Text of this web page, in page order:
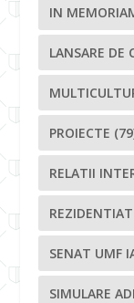
IN
LANSARE DE
PROIECTE
RELATII
REZIDENTIAT
SENAT UMF
SIMULARE